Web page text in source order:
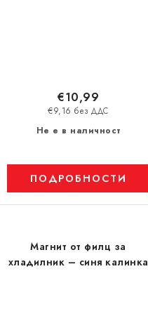
Не е в наличност
€9,16 без ДДС
€10,99
ПОДРОБНОСТИ
Магнит от филц за
хладилник – синя калинка